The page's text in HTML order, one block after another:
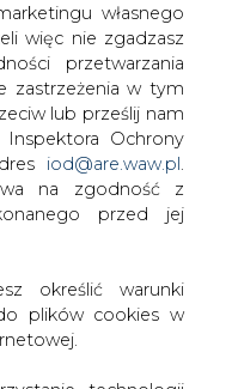
własnego
więc nie zgadzasz
przetwarzania
zastrzeżenia w tym
lub prześlij nam
Ochrony
iod@are.waw.pl
na zgodność z
przed jej
określić warunki
plików cookies w
Energii (IEA)
dotyczące
wiatrowej i
proc. w
temu.
IEA przewiduje
r. niż oczekiwano
że w zeszłym roku